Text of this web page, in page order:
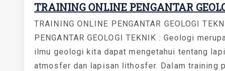
TRAINING ONLINE PENGANTAR
TRAINING ONLINE PENGANTAR GEOLOGI
PENGANTAR GEOLOGI TEKNIK : Geologi
ilmu geologi kita dapat mengetahui tentang
atmosfer dan lapisan lithosfer. Dalam training